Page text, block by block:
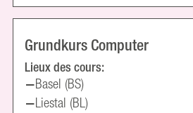
Grundkurs Computer
Lieux des cours:
Basel (BS)
Liestal (BL)